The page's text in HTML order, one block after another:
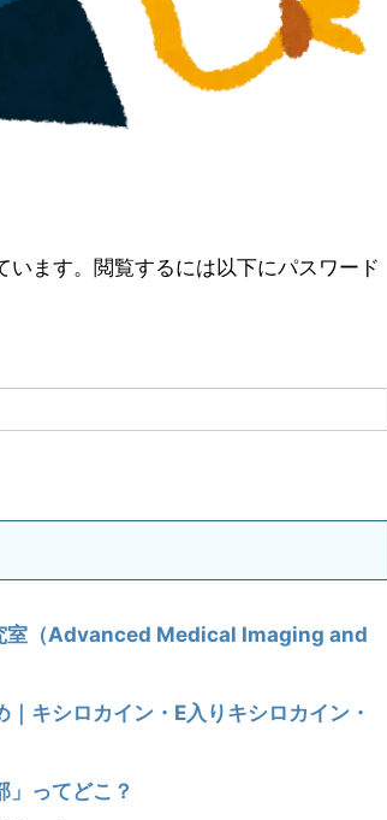
ます。閲覧するには以下にパスワード
室（Advanced Medical Imaging and
キシロカイン・E入りキシロカイン・
」ってどこ？